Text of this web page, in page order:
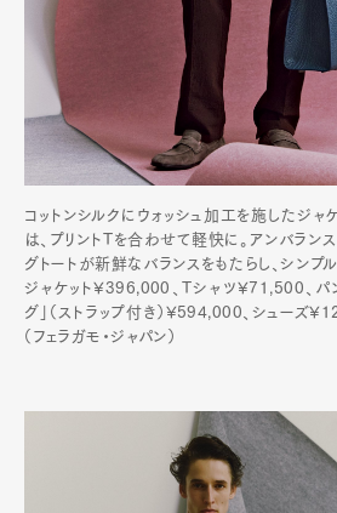
コットンシルクにウォッシュ加工を施したジャ
は、プリントTを合わせて軽快に。アンバラン
グトートが新鮮なバランスをもたらし、シンプ
ジャケット¥396,000、Tシャツ¥71,500、パ
グ」（ストラップ付き）¥594,000、シューズ
（フェラガモ・ジャパン）